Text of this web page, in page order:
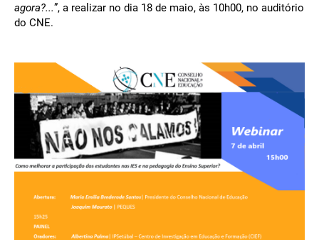
agora?...”, a realizar no dia 18 de maio, às 10h00, no auditório
do CNE.